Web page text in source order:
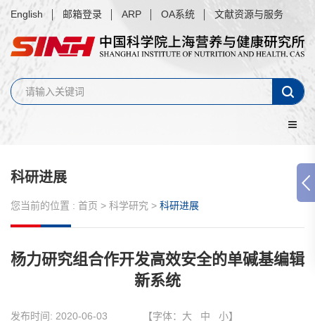
English 邮箱登录 ARP OA系统 文献资源与服务
科研进展
您当前的位置 : 首页 > 科学研究 > 科研进展
杨力研究组合作开发高效安全的单碱基编辑
新系统
发布时间: 2020-06-03 【字体： 大 中 小】